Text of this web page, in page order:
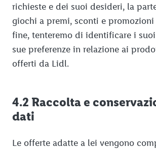
richieste e dei suoi desideri, la
giochi a premi, sconti e
fine, tenteremo di identificare i
sue preferenze in relazione ai
offerti da Lidl.
4.2 Raccolta e
dati
Le offerte adatte a lei vengono